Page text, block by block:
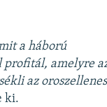
a háború
amelyre
az oroszellenes
ki.